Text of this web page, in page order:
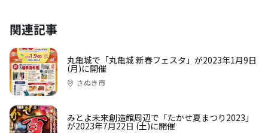
関連記事
丸亀城で「丸亀城 新春フェスタ」が2023年1月9日
(月)に開催
さぬき市
みとよ未来創造館周辺で「たかせ夏まつり2023」
が2023年7月22日 (土)に開催